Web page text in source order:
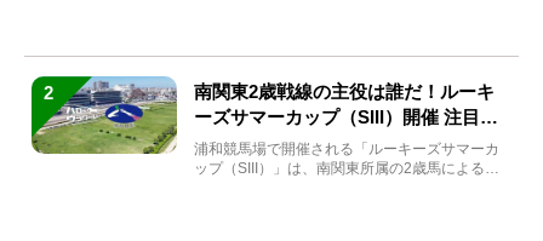
2
南関東2歳戦線の主役は誰だ！ルーキ
ーズサマーカップ（SIII）開催 注目馬
と見どころをチェック
浦和競馬場で開催される「ルーキーズサマーカ
ップ（SIII）」は、南関東所属の2歳馬による注